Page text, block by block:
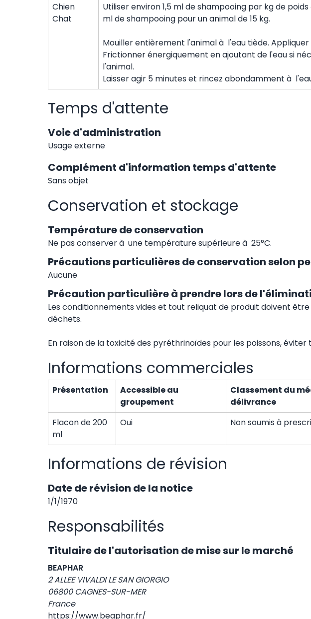
Chien
Chat
Utiliser environ 1,5 ml de shampooing par kg de
ml de shampooing pour un animal de 15 kg.
Mouiller entièrement l'animal à l'eau tiède.
Frictionner énergiquement en ajoutant de l'eau si
l'animal.
Laisser agir 5 minutes et rincez abondamment à
Temps d'attente
Voie d'administration
Usage externe
Complément d'information temps d'attente
Sans objet
Conservation et stockage
Température de conservation
Ne pas conserver à une température supérieure à 25°C.
Précautions particulières de conservation selon
Aucune
Précaution particulière à prendre lors de
Les conditionnements vides et tout reliquat de produit doivent
déchets.
En raison de la toxicité des pyréthrinoïdes pour les poissons,
Informations commerciales
Présentation
Accessible au
groupement
Classement du
délivrance
Flacon de 200
ml
Oui Non soumis à
Informations de révision
Date de révision de la notice
1/1/1970
Responsabilités
Titulaire de l'autorisation de mise sur le marché
BEAPHAR
2 ALLEE VIVALDI LE SAN GIORGIO
06800 CAGNES-SUR-MER
France
https://www.beaphar.fr/